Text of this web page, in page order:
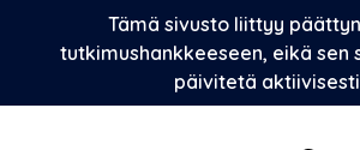
Tämä sivusto liittyy
tutkimushankkeeseen, eikä sen
päivitetä